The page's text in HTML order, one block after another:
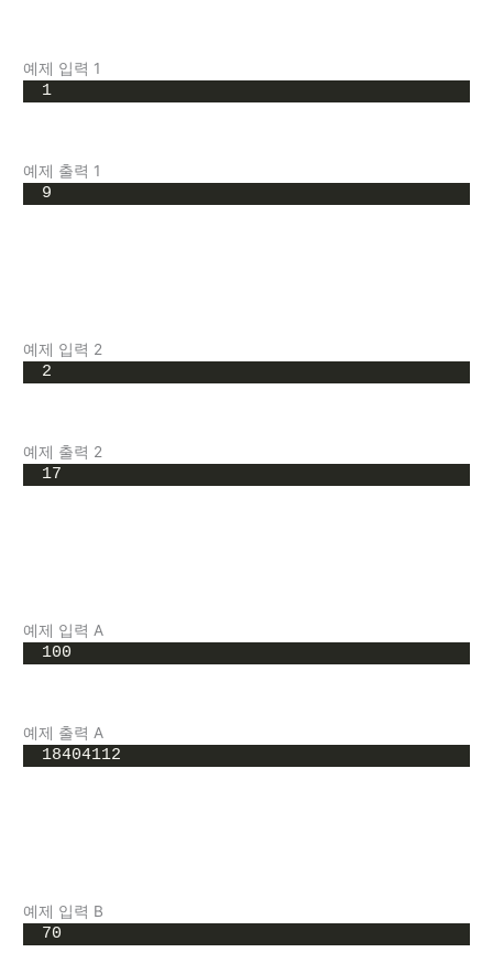
예제 입력 1
1
예제 출력 1
9
예제 입력 2
2
예제 출력 2
17
예제 입력 A
100
예제 출력 A
18404112
예제 입력 B
70